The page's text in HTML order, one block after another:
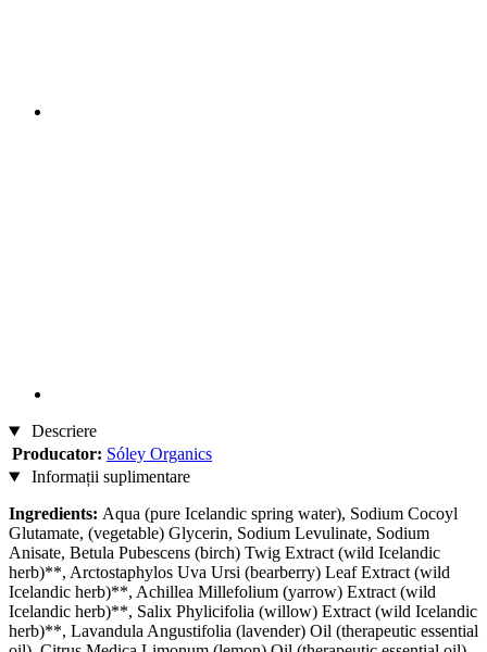
Descriere
Producator: Sóley Organics
Informații suplimentare
Ingredients: Aqua (pure Icelandic spring water), Sodium Cocoyl
Glutamate, (vegetable) Glycerin, Sodium Levulinate, Sodium
Anisate, Betula Pubescens (birch) Twig Extract (wild Icelandic
herb)**, Arctostaphylos Uva Ursi (bearberry) Leaf Extract (wild
Icelandic herb)**, Achillea Millefolium (yarrow) Extract (wild
Icelandic herb)**, Salix Phylicifolia (willow) Extract (wild Icelandic
herb)**, Lavandula Angustifolia (lavender) Oil (therapeutic essential